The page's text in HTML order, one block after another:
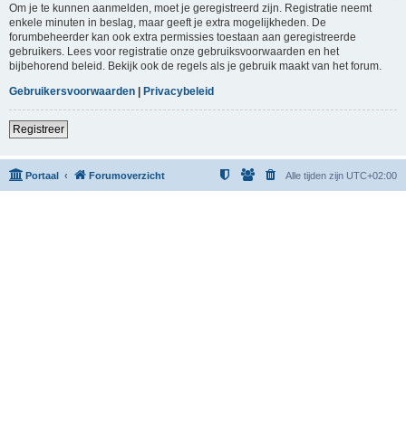
Om je te kunnen aanmelden, moet je geregistreerd zijn. Registratie neemt
enkele minuten in beslag, maar geeft je extra mogelijkheden. De
forumbeheerder kan ook extra permissies toestaan aan geregistreerde
gebruikers. Lees voor registratie onze gebruiksvoorwaarden en het
bijbehorend beleid. Bekijk ook de regels als je gebruik maakt van het forum.
Gebruikersvoorwaarden | Privacybeleid
Registreer
Portaal Forumoverzicht Alle tijden zijn UTC+02:00